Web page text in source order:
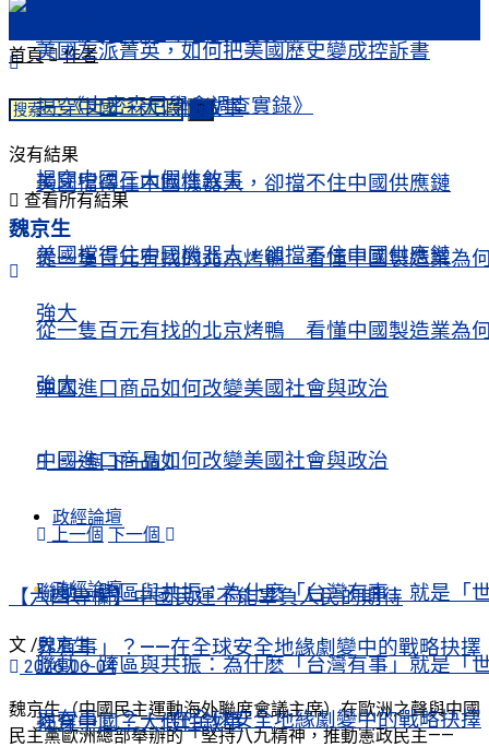
揭穿中國三大假性敘事
美國擋得住中國機器人，卻擋不住中國供應鏈
從一隻百元有找的北京烤鴨 看懂中國製造業為
強大
中國進口商品如何改變美國社會與政治
上一個 下一個
政經論壇
聯動、跨區與共振：為什麽「台灣有事」就是「
界有事」？——在全球安全地緣劇變中的戰略抉擇
揭穿中國三大假性敘事
美國左派菁英，如何把美國歷史變成控訴書
──《史密森尼學會調查實錄》
揭穿中國三大假性敘事
美國擋得住中國機器人，卻擋不住中國供應鏈
從一隻百元有找的北京烤鴨 看懂中國製造業為
強大
中國進口商品如何改變美國社會與政治
上一個 下一個
政經論壇
聯動、跨區與共振：為什麽「台灣有事」就是「
界有事」？——在全球安全地緣劇變中的戰略抉擇
沒有結果
查看所有結果
首頁 作者
魏京生
【六四專欄】中國民運不能辜負人民的期待
文 /魏京生
2026-06-04
魏京生（中國民主運動海外聯席會議主席）在歐洲之聲與中國
民主黨歐洲總部舉辦的「堅持八九精神，推動憲政民主——